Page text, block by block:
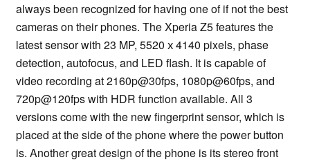
always been recognized for having one of if not the best
cameras on their phones. The Xperia Z5 features the
latest sensor with 23 MP, 5520 х 4140 pixels, phase
detection, autofocus, and LED flash. It is capable of
video recording at 2160p@30fps, 1080p@60fps, and
720p@120fps with HDR function available. All 3
versions come with the new fingerprint sensor, which is
placed at the side of the phone where the power button
is. Another great design of the phone is its stereo front